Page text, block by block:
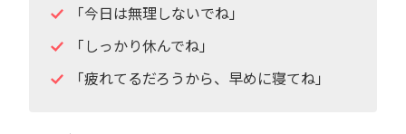
「今日は無理しないでね」
「しっかり休んでね」
「疲れてるだろうから、早めに寝てね」